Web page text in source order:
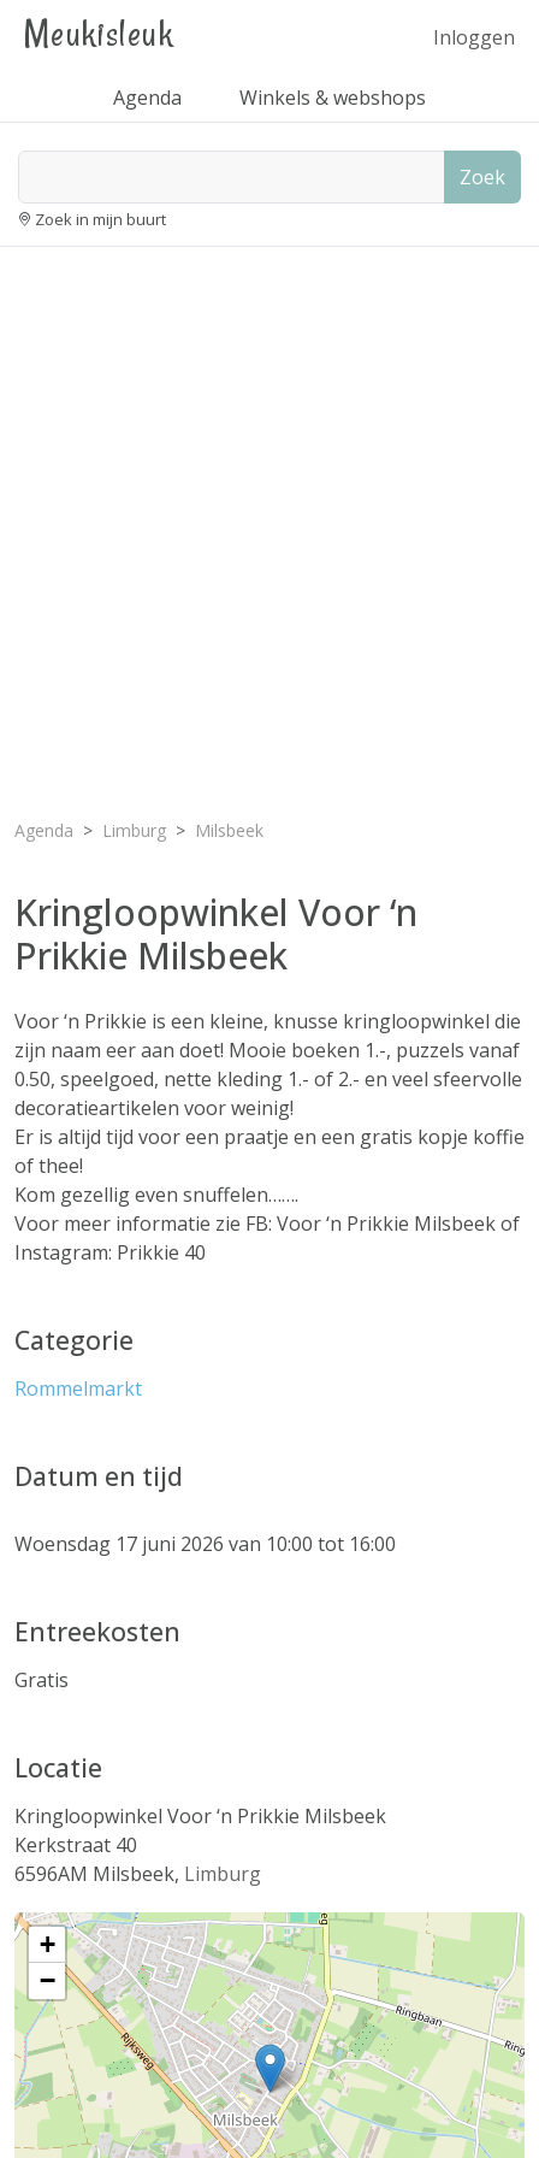
Meukisleuk Inloggen
Agenda Winkels & webshops
Zoek
Zoek in mijn buurt
Agenda Limburg Milsbeek
Kringloopwinkel Voor ‘n
Prikkie Milsbeek
Voor ‘n Prikkie is een kleine, knusse kringloopwinkel die
zijn naam eer aan doet! Mooie boeken 1.-, puzzels vanaf
0.50, speelgoed, nette kleding 1.- of 2.- en veel sfeervolle
decoratieartikelen voor weinig!
Er is altijd tijd voor een praatje en een gratis kopje koffie
of thee!
Kom gezellig even snuffelen…….
Voor meer informatie zie FB: Voor ‘n Prikkie Milsbeek of
Instagram: Prikkie 40
Categorie
Rommelmarkt
Datum en tijd
Woensdag 17 juni 2026 van 10:00 tot 16:00
Entreekosten
Gratis
Locatie
Kringloopwinkel Voor ‘n Prikkie Milsbeek
Kerkstraat 40
6596AM Milsbeek, Limburg
+
−